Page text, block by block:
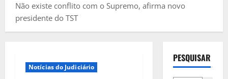
Não existe conflito com o Supremo, afirma novo
presidente do TST
Notícias do Judiciário
PESQUISAR